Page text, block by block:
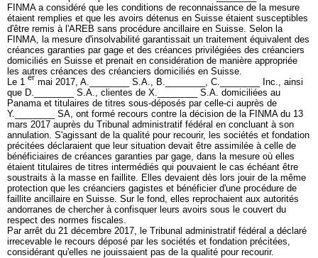
FINMA a considéré que les conditions de reconnaissance de la mesure
étaient remplies et que les avoirs détenus en Suisse étaient susceptibles
d'être remis à l'AREB sans procédure ancillaire en Suisse. Selon la
FINMA, la mesure d'insolvabilité garantissait un traitement équivalent des
créances garanties par gage et des créances privilégiées des créanciers
domiciliés en Suisse et prenait en considération de manière appropriée
les autres créances des créanciers domiciliés en Suisse.
Le 1 er mai 2017, A.________ S.A., B.________, C.________ Inc., ainsi
que D.________ S.A., clientes de X.________ S.A. domiciliées au
Panama et titulaires de titres sous-déposés par celle-ci auprès de
Y.________ SA, ont formé recours contre la décision de la FINMA du 13
mars 2017 auprès du Tribunal administratif fédéral en concluant à son
annulation. S'agissant de la qualité pour recourir, les sociétés et fondation
précitées déclaraient que leur situation devait être assimilée à celle de
bénéficiaires de créances garanties par gage, dans la mesure où elles
étaient titulaires de titres intermédiés qui pouvaient le cas échéant être
soustraits à la masse en faillite. Elles devaient dès lors jouir de la même
protection que les créanciers gagistes et bénéficier d'une procédure de
faillite ancillaire en Suisse. Sur le fond, elles reprochaient aux autorités
andorranes de chercher à confisquer leurs avoirs sous le couvert du
respect des normes fiscales.
Par arrêt du 21 décembre 2017, le Tribunal administratif fédéral a déclaré
irrecevable le recours déposé par les sociétés et fondation précitées,
considérant qu'elles ne jouissaient pas de la qualité pour recourir.